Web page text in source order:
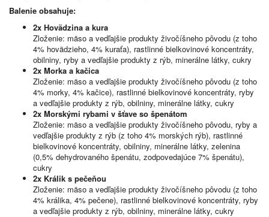
Balenie obsahuje:
2x Hovädzina a kura
Zloženie: mäso a vedľajšie produkty živočíšneho pôvodu (z toho
4% hovädzieho, 4% kuraťa), rastlinné bielkovinové koncentráty,
obilniny, ryby a vedľajšie produkty z rýb, minerálne látky, cukry
2x Morka a kačica
Zloženie: mäso a vedľajšie produkty živočíšneho pôvodu (z toho
4% morky, 4% kačice), rastlinné bielkovinové koncentráty, ryby
a vedľajšie produkty z rýb, obilniny, minerálne látky, cukry
2x Morskými rybami v šťave so špenátom
Zloženie: mäso a vedľajšie produkty živočíšneho pôvodu, ryby a
vedľajšie produkty z rýb (z toho 4% morských rýb), rastlinné
bielkovinové koncentráty, obilniny, minerálne látky, zelenina
(0,5% dehydrovaného špenátu, zodpovedajúce 7% špenátu),
cukry
2x Králik s pečeňou
Zloženie: mäso a vedľajšie produkty živočíšneho pôvodu (z toho
4% králika, 4% pečene), rastlinné bielkovinové koncentráty, ryby
a vedľajšie produkty z rýb, obilniny, minerálne látky, cukry